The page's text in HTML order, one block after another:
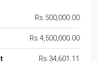
Rs.500,000.00
Rs.4,500,000.00
Rs.34,601.11